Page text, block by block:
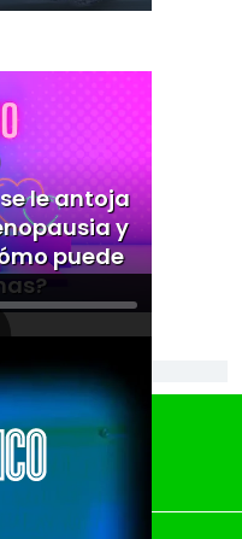
le antoja
y
puede